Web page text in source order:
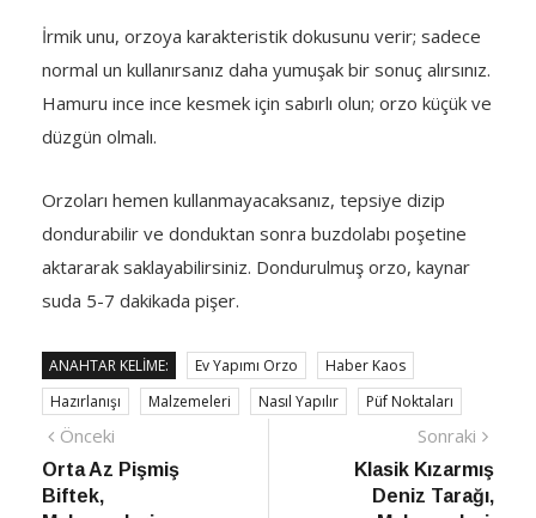
İrmik unu, orzoya karakteristik dokusunu verir; sadece
normal un kullanırsanız daha yumuşak bir sonuç alırsınız.
Hamuru ince ince kesmek için sabırlı olun; orzo küçük ve
düzgün olmalı.
Orzoları hemen kullanmayacaksanız, tepsiye dizip
dondurabilir ve donduktan sonra buzdolabı poşetine
aktararak saklayabilirsiniz. Dondurulmuş orzo, kaynar
suda 5-7 dakikada pişer.
ANAHTAR KELIME: Ev Yapımı Orzo
Haber Kaos
Hazırlanışı
Malzemeleri Nasıl Yapılır Püf Noktaları
Yazı
gezinmesi
Önceki
haber
Orta Az Pişmiş
Biftek,
Sonraki
Klasik Kızarmış
Deniz Tarağı,